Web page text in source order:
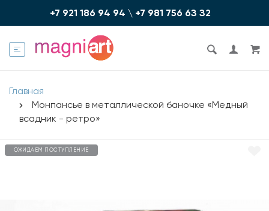
+7 921 186 94 94 \ +7 981 756 6З З2
Главная
Монпансье в металлической баночке «Медный
всадник - ретро»
ОЖИДАЕМ ПОСТУПЛЕНИЕ